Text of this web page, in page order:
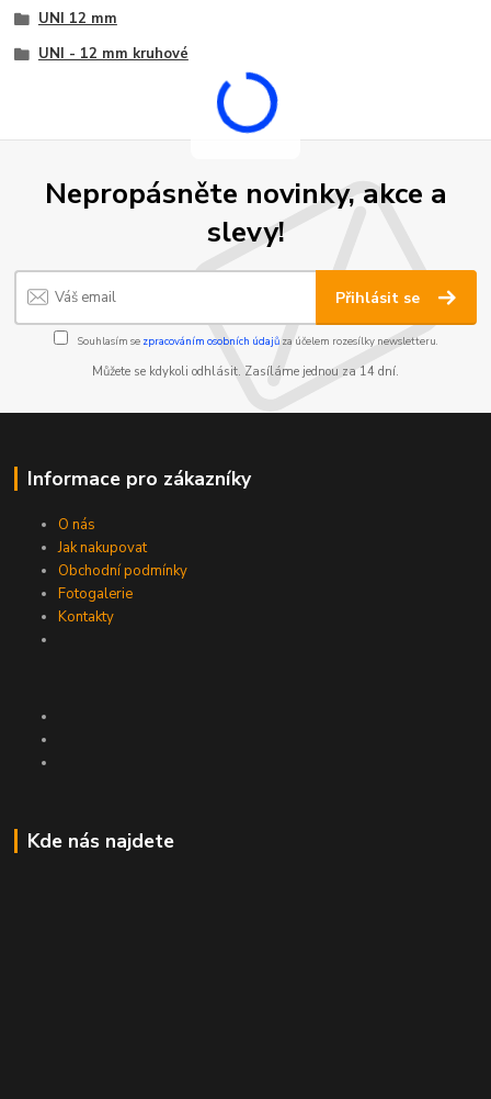
UNI 12 mm
UNI - 12 mm kruhové
Nepropásněte novinky, akce a
slevy!
Přihlásit se
Souhlasím se zpracováním osobních údajůza účelem rozesílky newsletteru.
Můžete se kdykoli odhlásit. Zasíláme jednou za 14 dní.
Informace pro zákazníky
O nás
Jak nakupovat
Obchodní podmínky
Fotogalerie
Kontakty
Kde nás najdete